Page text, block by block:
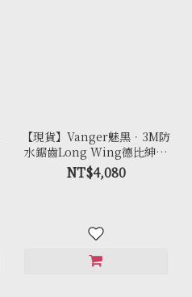
【現貨】Vanger魅黑．3M防
水鋸齒Long Wing德比紳士
皮鞋 - Va261防水黑
NT$4,080